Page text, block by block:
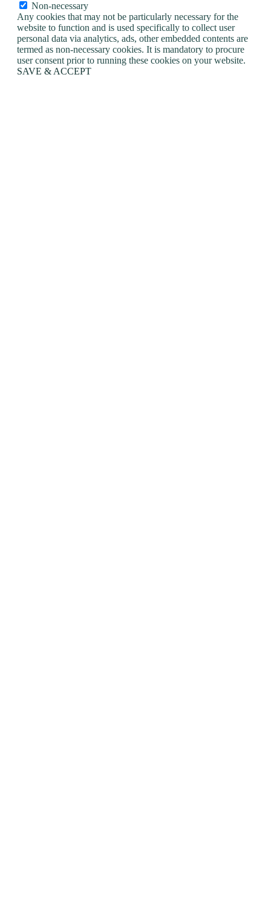
Non-necessary
Any cookies that may not be particularly necessary for the
website to function and is used specifically to collect user
personal data via analytics, ads, other embedded contents are
termed as non-necessary cookies. It is mandatory to procure
user consent prior to running these cookies on your website.
SAVE & ACCEPT